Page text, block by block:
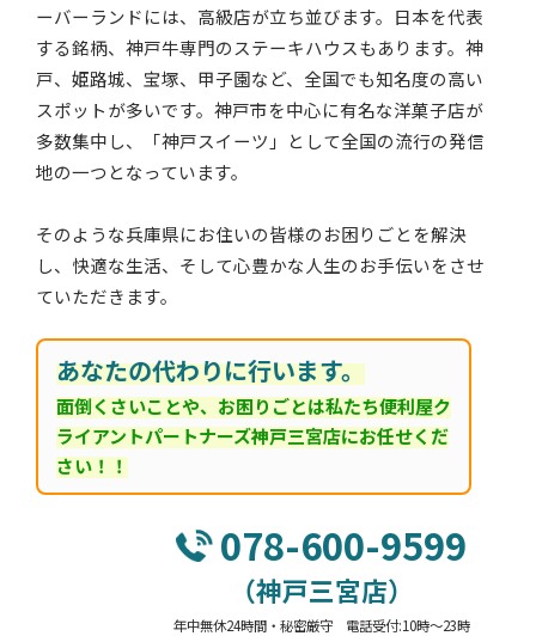
ーバーランドには、高級店が立ち並びます。日本を代表
する銘柄、神戸牛専門のステーキハウスもあります。神
戸、姫路城、宝塚、甲子園など、全国でも知名度の高い
スポットが多いです。神戸市を中心に有名な洋菓子店が
多数集中し、「神戸スイーツ」として全国の流行の発信
地の一つとなっています。
そのような兵庫県にお住いの皆様のお困りごとを解決
し、快適な生活、そして心豊かな人生のお手伝いをさせ
ていただきます。
あなたの代わりに行います。
面倒くさいことや、お困りごとは私たち便利屋ク
ライアントパートナーズ神戸三宮店にお任せくだ
さい！！
078-600-9599
（神戸三宮店）
年中無休24時間・秘密厳守 電話受付:10時～23時